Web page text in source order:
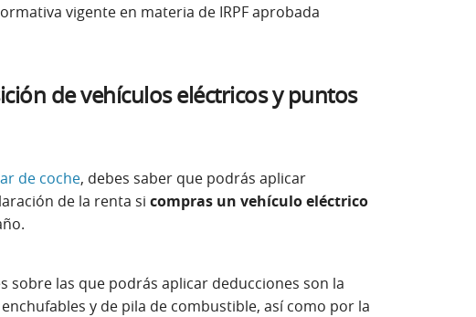
vigente en materia de IRPF aprobada
en ventana nueva)
de vehículos eléctricos y puntos
de coche, debes saber que podrás aplicar
de la renta si compras un vehículo eléctrico
sobre las que podrás aplicar deducciones son la
y de pila de combustible, así como por la